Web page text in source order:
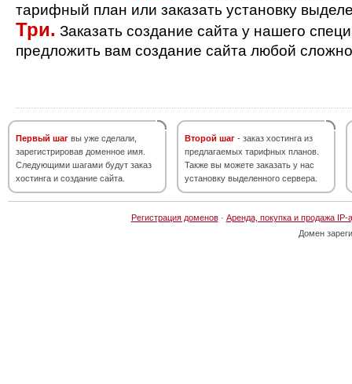
тарифный план или заказать установку
Три. Заказать создание сайта у нашего
предложить вам создание сайта любой
Первый шаг вы уже сделали,
зарегистрировав доменное имя.
Следующими шагами будут заказ
хостинга и создание сайта.
Второй шаг - заказ хостинга из
предлагаемых тарифных планов.
Также вы можете заказать у нас
установку выделенного сервера.
Регистрация доменов· Аренда, покупка и продажа IP-
Домен